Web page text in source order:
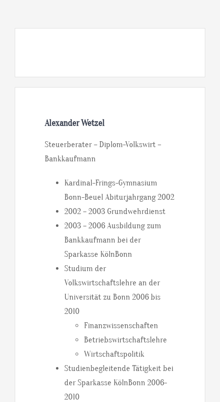
Alexander Wetzel
Steuerberater – Diplom-Volkswirt –
Bankkaufmann
Kardinal-Frings-Gymnasium
Bonn-Beuel Abiturjahrgang 2002
2002 – 2003 Grundwehrdienst
2003 – 2006 Ausbildung zum
Bankkaufmann bei der
Sparkasse KölnBonn
Studium der
Volkswirtschaftslehre an der
Universität zu Bonn 2006 bis
2010
Finanzwissenschaften
Betriebswirtschaftslehre
Wirtschaftspolitik
Studienbegleitende Tätigkeit bei
der Sparkasse KölnBonn 2006-
2010